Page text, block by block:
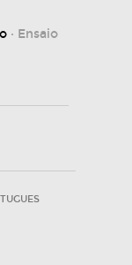
· Ensaio